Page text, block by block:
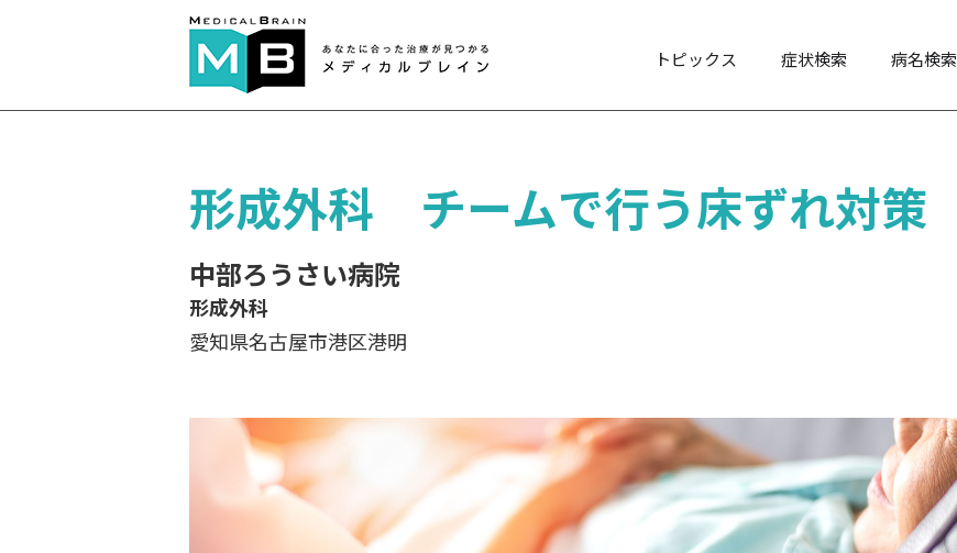
トピックス 症状検索 病名検索
形成外科 チームで行う床ずれ対策
中部ろうさい病院
形成外科
愛知県名古屋市港区港明